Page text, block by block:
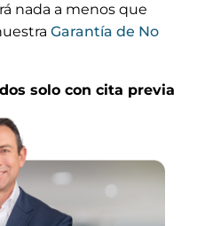
nada a menos que
Garantía de No
solo con cita previa